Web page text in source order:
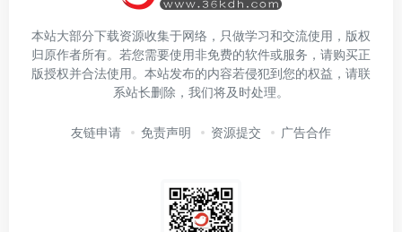
本站大部分下载资源收集于网络，只做学习和交流使用，版权
归原作者所有。若您需要使用非免费的软件或服务，请购买正
版授权并合法使用。本站发布的内容若侵犯到您的权益，请联
系站长删除，我们将及时处理。
友链申请 免责声明 资源提交 广告合作